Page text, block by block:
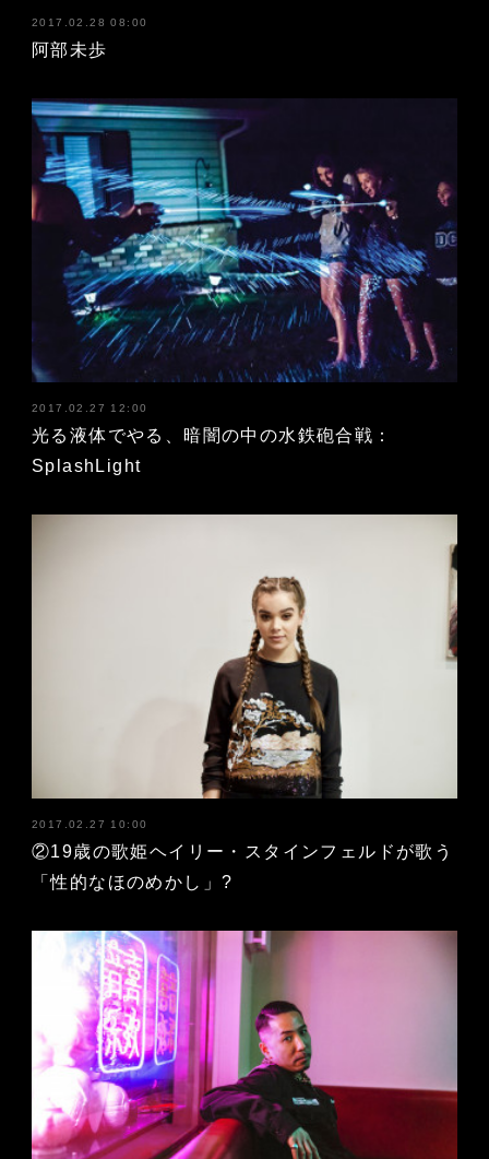
2017.02.28 08:00
阿部未歩
2017.02.27 12:00
光る液体でやる、暗闇の中の水鉄砲合戦：
SplashLight
2017.02.27 10:00
②19歳の歌姫ヘイリー・スタインフェルドが歌う
「性的なほのめかし」?